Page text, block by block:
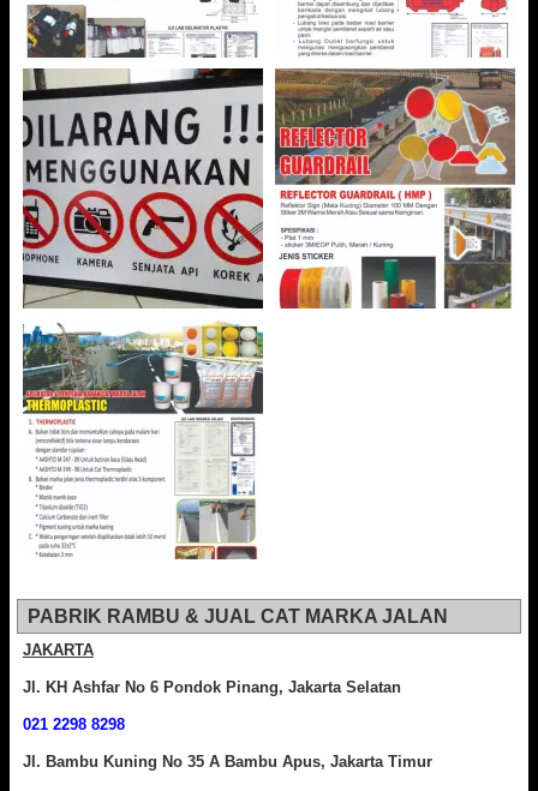
PABRIK RAMBU & JUAL CAT MARKA JALAN
JAKARTA
Jl. KH Ashfar No 6 Pondok Pinang, Jakarta Selatan
021 2298 8298
Jl. Bambu Kuning No 35 A Bambu Apus, Jakarta Timur